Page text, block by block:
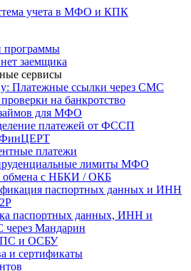
учета в МФО и КПК
программы
заемщика
сервисы
Платежные ссылки через СМС
на банкротство
для МФО
платежей от ФССП
платежи
лимиты МФО
обмена с НБКИ / ОКБ
паспортных данных и ИНН
паспортных данных, ИНН и
Мандарин
и ОСБУ
и сертификаты